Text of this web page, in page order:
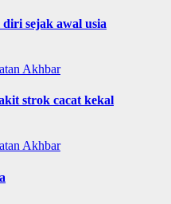
sejak awal usia
Akhbar
strok cacat kekal
Akhbar